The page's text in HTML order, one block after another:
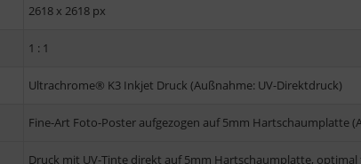
2618 x 2618 px
1 : 1
Ultrachrome® K3 Inkjet Druck (Außnahme: UV-Direktdruck)
Fine-Art Foto-Poster aufgezogen auf 5mm Hartschaumplatte
Druck mit UV-Tinte direkt auf 5mm Hartschaumplatte,